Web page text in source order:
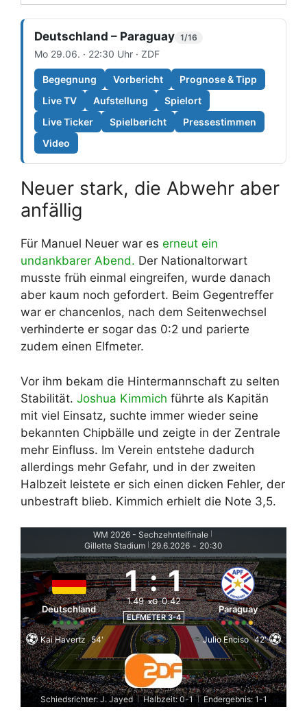
Deutschland – Paraguay 1/16
Mo 29.06. · 22:30 Uhr · ZDF
Begegnung Vorbericht
Prognose & Tipp
Live TV
Aufstellung
Spielort
Live Ticker
Spielbericht
Pressestimmen
Video
Neuer stark, die Abwehr aber
anfällig
Für Manuel Neuer war es erneut ein
undankbarer Abend. Der Nationaltorwart
musste früh einmal eingreifen, wurde danach
aber kaum noch gefordert. Beim Gegentreffer
war er chancenlos, nach dem Seitenwechsel
verhinderte er sogar das 0:2 und parierte
zudem einen Elfmeter.
Vor ihm bekam die Hintermannschaft zu selten
Stabilität. Joshua Kimmich führte als Kapitän
mit viel Einsatz, suchte immer wieder seine
bekannten Chipbälle und zeigte in der Zentrale
mehr Einfluss. Im Verein entstehe dadurch
allerdings mehr Gefahr, und in der zweiten
Halbzeit leistete er sich einen dicken Fehler, der
unbestraft blieb. Kimmich erhielt die Note 3,5.
WM 2026 - Sechzehntelfinale
Gillette Stadium 29.6.2026 - 20:30
Deutschland
1 : 1
1.49 xG 0.42
ELFMETER 3-4
Paraguay
Kai Havertz 54' Julio Enciso 42'
Schiedsrichter: J. Jayed Halbzeit: 0-1 | Endergebnis: 1-1